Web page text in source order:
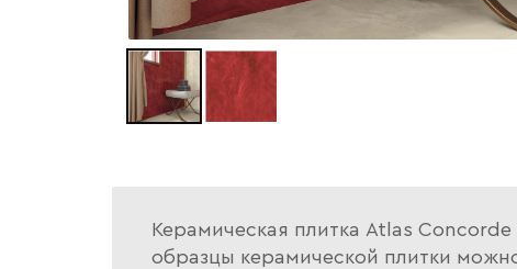
Керамическая плитка Atlas
образцы керамической плитки